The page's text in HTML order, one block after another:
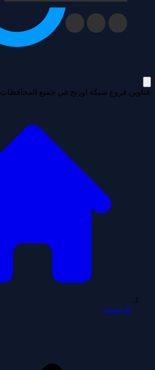
عناوين فروع شبكة اورنج في جميع المحافظات
الرئيسية